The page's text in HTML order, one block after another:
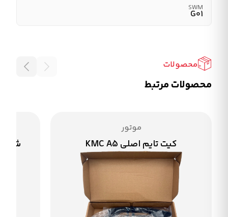
SWM
G01
محصولات
محصولات مرتبط
موتور
کیت تایم اصلی KMC A5